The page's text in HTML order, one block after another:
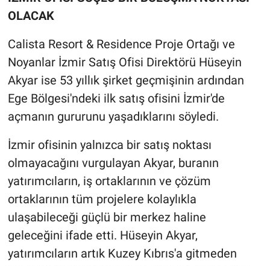
OLACAK
Calista Resort & Residence Proje Ortağı ve
Noyanlar İzmir Satış Ofisi Direktörü Hüseyin
Akyar ise 53 yıllık şirket geçmişinin ardından
Ege Bölgesi'ndeki ilk satış ofisini İzmir'de
açmanın gururunu yaşadıklarını söyledi.
İzmir ofisinin yalnızca bir satış noktası
olmayacağını vurgulayan Akyar, buranın
yatırımcıların, iş ortaklarının ve çözüm
ortaklarının tüm projelere kolaylıkla
ulaşabileceği güçlü bir merkez haline
geleceğini ifade etti. Hüseyin Akyar,
yatırımcıların artık Kuzey Kıbrıs'a gitmeden